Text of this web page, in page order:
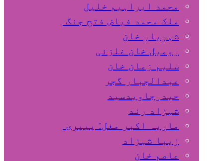
محمد ابراہیم خلیل
ملک محمد فیاض فتح جنگ
شہریار خان
رومیل خان غلزئی
سلیم زمان خان
عبدالجبار گجر
حیدرجاویدسید
شہزاد رند
ماریہ اکبر مغل: پیپری
زیبا شہزاد
عاصم خان